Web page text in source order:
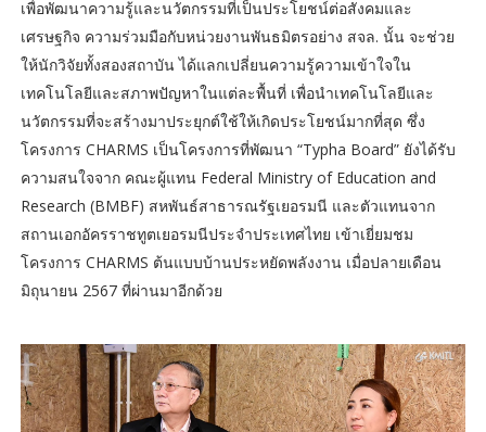
เพื่อพัฒนาความรู้และนวัตกรรมที่เป็นประโยชน์ต่อสังคมและ
เศรษฐกิจ ความร่วมมือกับหน่วยงานพันธมิตรอย่าง สจล. นั้น จะช่วย
ให้นักวิจัยทั้งสองสถาบัน ได้แลกเปลี่ยนความรู้ความเข้าใจใน
เทคโนโลยีและสภาพปัญหาในแต่ละพื้นที่ เพื่อนำเทคโนโลยีและ
นวัตกรรมที่จะสร้างมาประยุกต์ใช้ให้เกิดประโยชน์มากที่สุด ซึ่ง
โครงการ CHARMS เป็นโครงการที่พัฒนา “Typha Board” ยังได้รับ
ความสนใจจาก คณะผู้แทน Federal Ministry of Education and
Research (BMBF) สหพันธ์สาธารณรัฐเยอรมนี และตัวแทนจาก
สถานเอกอัครราชทูตเยอรมนีประจำประเทศไทย เข้าเยี่ยมชม
โครงการ CHARMS ต้นแบบบ้านประหยัดพลังงาน เมื่อปลายเดือน
มิถุนายน 2567 ที่ผ่านมาอีกด้วย